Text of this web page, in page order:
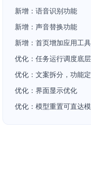
新增：语音识别功能
新增：声音替换功能
新增：首页增加应用工具
优化：任务运行调度底
优化：文案拆分，功能
优化：界面显示优化
优化：模型重置可直达